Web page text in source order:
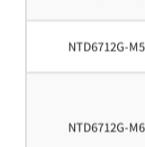
NTD6712G-M5
NTD6712G-M6